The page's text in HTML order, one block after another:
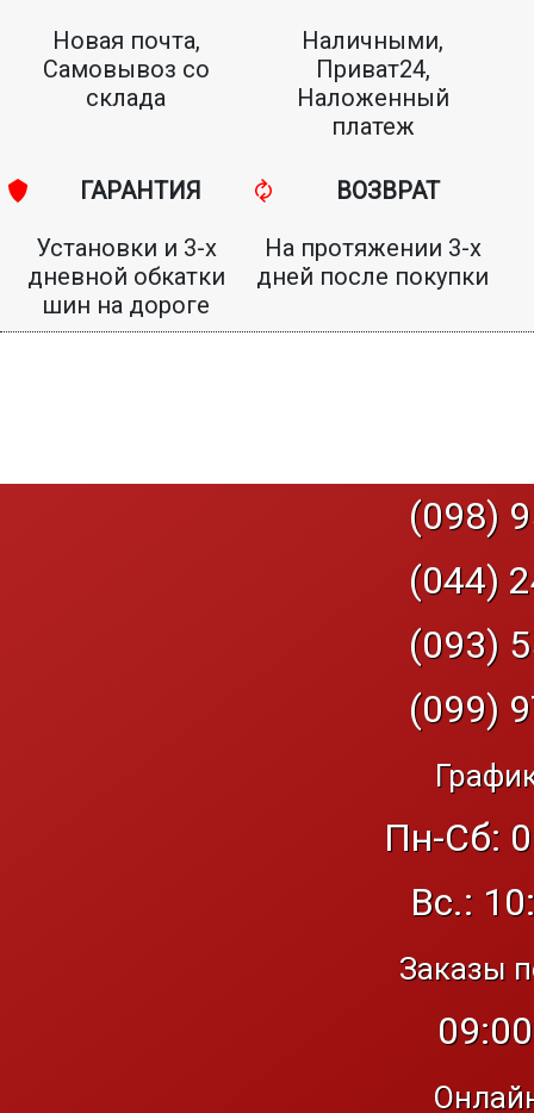
Новая почта,
Самовывоз со
склада
Наличными,
Приват24,
Наложенный
платеж
ГАРАНТИЯ
Установки и 3-х
дневной обкатки
шин на дороге
ВОЗВРАТ
На протяжении 3-х
дней после покупки
(098)
(044)
(093)
(099)
Пн-Сб:
Вс.:
Заказы